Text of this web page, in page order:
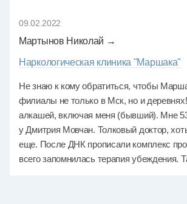
09.02.2022
Мартынов Николай →
Наркологическая клиника "Маршака"
Не знаю к кому обратиться, чтобы
филиалы не только в Мск, но и
алкашей, включая меня (бывший). Мне
у Дмитрия Мовчан. Толковый доктор,
еще. После ДНК прописали комплекс
всего запомнилась терапия убеждения.